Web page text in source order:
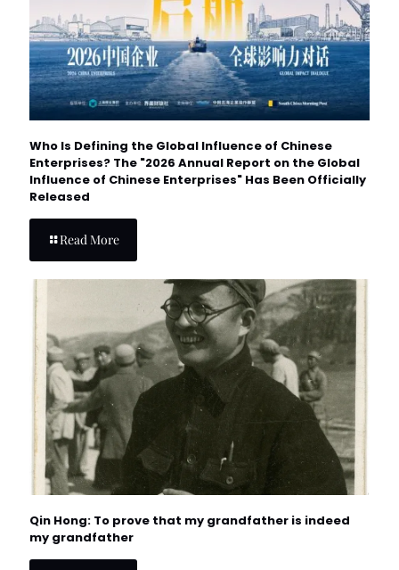
Who Is Defining the Global Influence of Chinese
Enterprises? The "2026 Annual Report on the Global
Influence of Chinese Enterprises" Has Been Officially
Released
Read More
Qin Hong: To prove that my grandfather is indeed
my grandfather